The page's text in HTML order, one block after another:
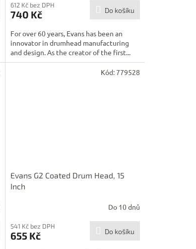
612 Kč bez DPH
740 Kč Do košíku
For over 60 years, Evans has been an
innovator in drumhead manufacturing
and design. As the creator of the first...
Evans G2 Coated Drum Head, 15
Inch
Do 10 dnů
541 Kč bez DPH
655 Kč Do košíku
Kód:779528